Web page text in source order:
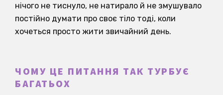
нічого не тиснуло, не натирало й не змушувало
постійно думати про своє тіло тоді, коли
хочеться просто жити звичайний день.
ЧОМУ ЦЕ ПИТАННЯ ТАК ТУРБУЄ
БАГАТЬОХ